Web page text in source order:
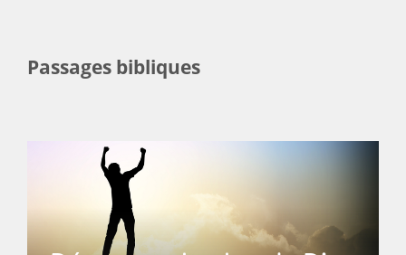
Passages bibliques